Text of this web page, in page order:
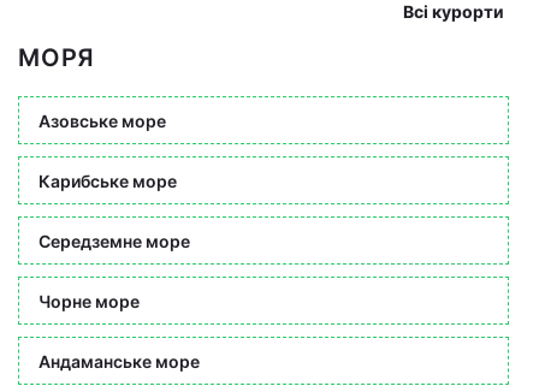
Всі курорти
МОРЯ
Азовське море
Карибське море
Середземне море
Чорне море
Андаманське море